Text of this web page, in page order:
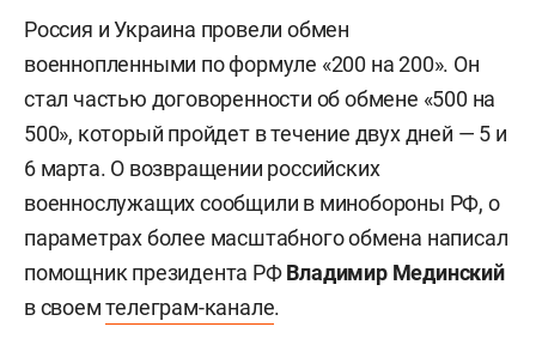
Россия и Украина провели обмен
военнопленными по формуле «200 на 200». Он
стал частью договоренности об обмене «500 на
500», который пройдет в течение двух дней — 5 и
6 марта. О возвращении российских
военнослужащих сообщили в минобороны РФ, о
параметрах более масштабного обмена написал
помощник президента РФВладимир Мединский
в своемтелеграм-канале.